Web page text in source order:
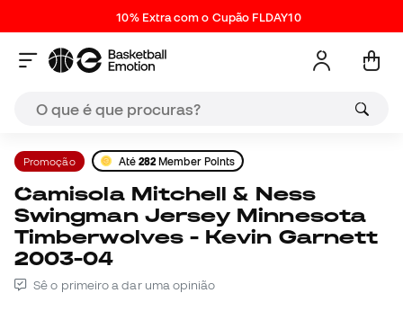
10% Extra com o Cupão FLDAY10
Promoção Até 282 Member Points
Camisola Mitchell & Ness
Swingman Jersey Minnesota
Timberwolves - Kevin Garnett
2003-04
Sê o primeiro a dar uma opinião